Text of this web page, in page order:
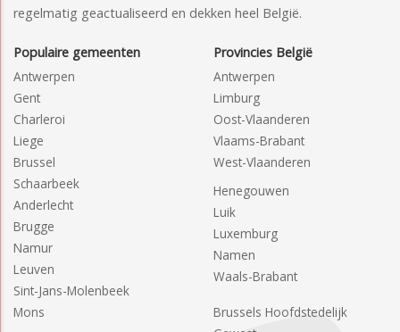
regelmatig geactualiseerd en dekken heel België.
Populaire gemeenten
Antwerpen
Gent
Charleroi
Liege
Brussel
Schaarbeek
Anderlecht
Brugge
Namur
Leuven
Sint-Jans-Molenbeek
Mons
Provincies België
Antwerpen
Limburg
Oost-Vlaanderen
Vlaams-Brabant
West-Vlaanderen
Henegouwen
Luik
Luxemburg
Namen
Waals-Brabant
Brussels Hoofdstedelijk